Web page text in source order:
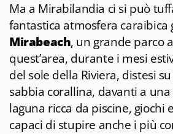
Ma a Mirabilandia ci si può
fantastica atmosfera caraibica
Mirabeach, un grande parco
quest’area, durante i mesi
del sole della Riviera, distesi
sabbia corallina, davanti a
laguna ricca da piscine, giochi
capaci di stupire anche i più